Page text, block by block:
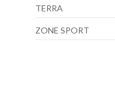
TERRA
ZONE SPORT